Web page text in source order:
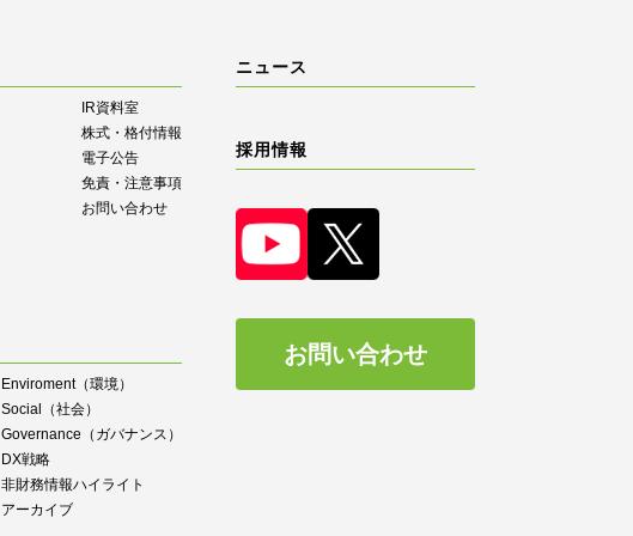
IR資料室
株式・格付情報
電子公告
免責・注意事項
お問い合わせ
Enviroment（環境）
Social（社会）
Governance（ガバナンス）
DX戦略
⾮財務情報ハイライト
アーカイブ
ニュース
採用情報
お問い合わせ